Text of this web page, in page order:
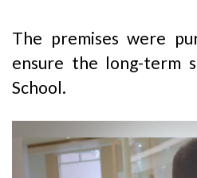
The premises were
ensure the long-term
School.